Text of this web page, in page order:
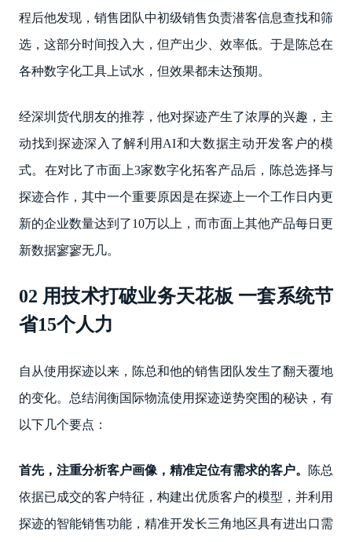
程后他发现，销售团队中初级销售负责潜客信息查找和筛
选，这部分时间投入大，但产出少、效率低。于是陈总在
各种数字化工具上试水，但效果都未达预期。
经深圳货代朋友的推荐，他对探迹产生了浓厚的兴趣，主
动找到探迹深入了解利用AI和大数据主动开发客户的模
式。在对比了市面上3家数字化拓客产品后，陈总选择与
探迹合作，其中一个重要原因是在探迹上一个工作日内更
新的企业数量达到了10万以上，而市面上其他产品每日更
新数据寥寥无几。
02 用技术打破业务天花板 一套系统节
省15个人力
自从使用探迹以来，陈总和他的销售团队发生了翻天覆地
的变化。总结润衡国际物流使用探迹逆势突围的秘诀，有
以下几个要点：
首先，注重分析客户画像，精准定位有需求的客户。
陈总
依据已成交的客户特征，构建出优质客户的模型，并利用
探迹的智能销售功能，精准开发长三角地区具有进出口需